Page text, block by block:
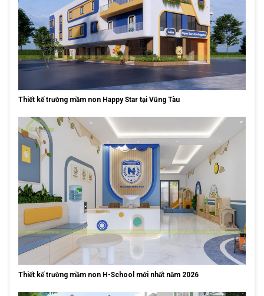
Thiết kế trường mầm non Happy Star tại Vũng Tàu
Thiết kế trường mầm non H-School mới nhất năm 2026